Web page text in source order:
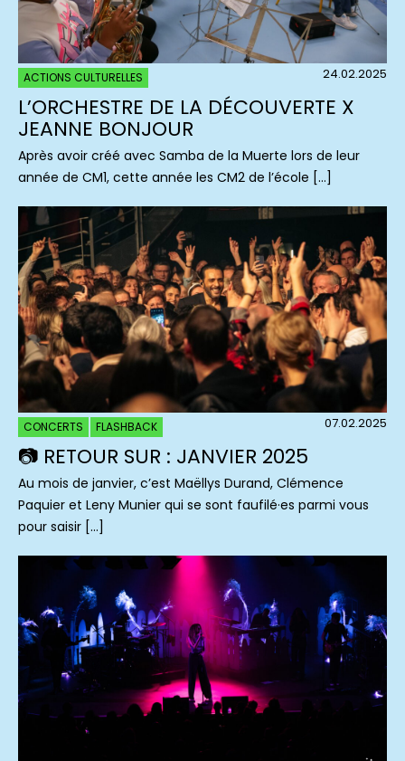
ACTIONS CULTURELLES 24.02.2025
L’ORCHESTRE DE LA DÉCOUVERTE X
JEANNE BONJOUR
Après avoir créé avec Samba de la Muerte lors de leur
année de CM1, cette année les CM2 de l’école […]
CONCERTS FLASHBACK 07.02.2025
📷 RETOUR SUR : JANVIER 2025
Au mois de janvier, c’est Maëllys Durand, Clémence
Paquier et Leny Munier qui se sont faufilé·es parmi vous
pour saisir […]